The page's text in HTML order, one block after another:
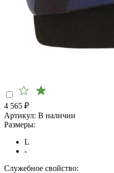
4 565 ₽
Артикул: В наличии
Размеры:
L
-
Служебное свойство: